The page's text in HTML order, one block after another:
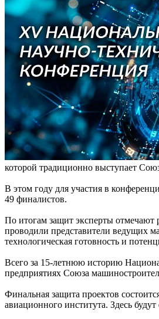
которой традиционно выступает
В этом году для участия в
49 финалистов.
По итогам защит эксперты отмечают
проводили представители ведущих
технологическая готовность и
Всего за 15-летнюю историю
предприятиях Союза
Финальная защита проектов
авиационного института. Здесь